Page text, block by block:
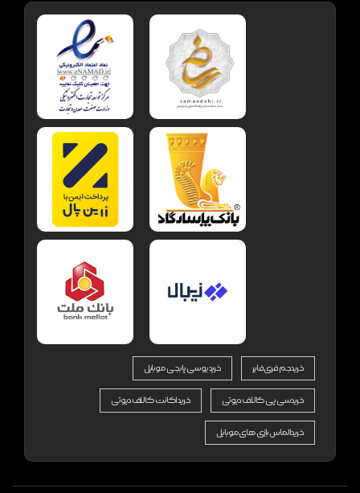
خرید جم فری فایر خرید یوسی پابجی موبایل
خرید سی پی کالاف دیوتی خرید اکانت کالاف دیوتی
خرید الماس بازی های موبایل